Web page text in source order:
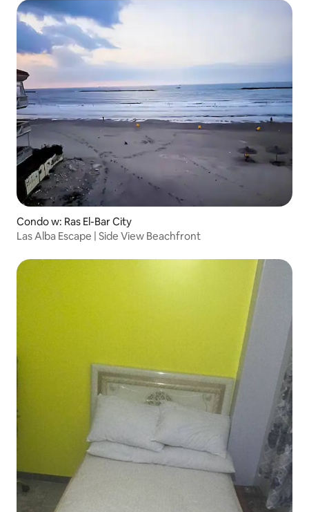
Condo w: Ras El-Bar City
Las Alba Escape | Side View Beachfront